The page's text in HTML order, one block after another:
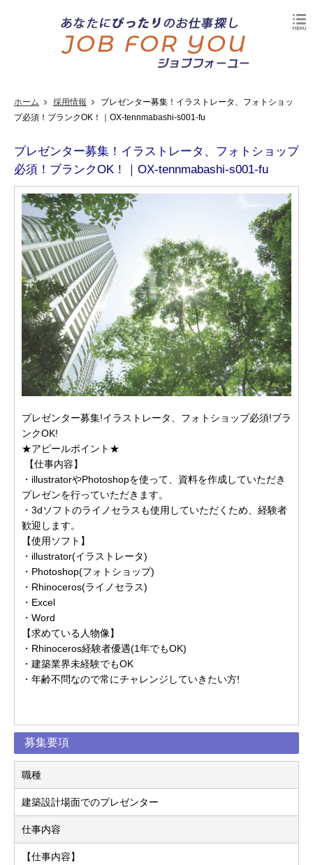
ホーム 採用情報
プレゼンター募集！イラストレータ、フォトショッ
プ必須！ブランクOK！｜OX-tennmabashi-s001-fu
プレゼンター募集！イラストレータ、フォトショップ
必須！ブランクOK！｜OX-tennmabashi-s001-fu
プレゼンター募集!イラストレータ、フォトショップ必須!ブラ
ンクOK!
★アピールポイント★
【仕事内容】
・illustratorやPhotoshopを使って、資料を作成していただき
プレゼンを行っていただきます。
・3dソフトのライノセラスも使用していただくため、経験者
歓迎します。
【使用ソフト】
・illustrator(イラストレータ)
・Photoshop(フォトショップ)
・Rhinoceros(ライノセラス)
・Excel
・Word
【求めている人物像】
・Rhinoceros経験者優遇(1年でもOK)
・建築業界未経験でもOK
・年齢不問なので常にチャレンジしていきたい方!
募集要項
職種
建築設計場面でのプレゼンター
仕事内容
【仕事内容】